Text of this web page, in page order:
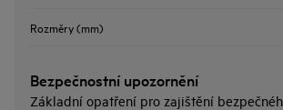
Rozměry (mm)
Bezpečnostní upozornění
Základní opatření pro zajištění